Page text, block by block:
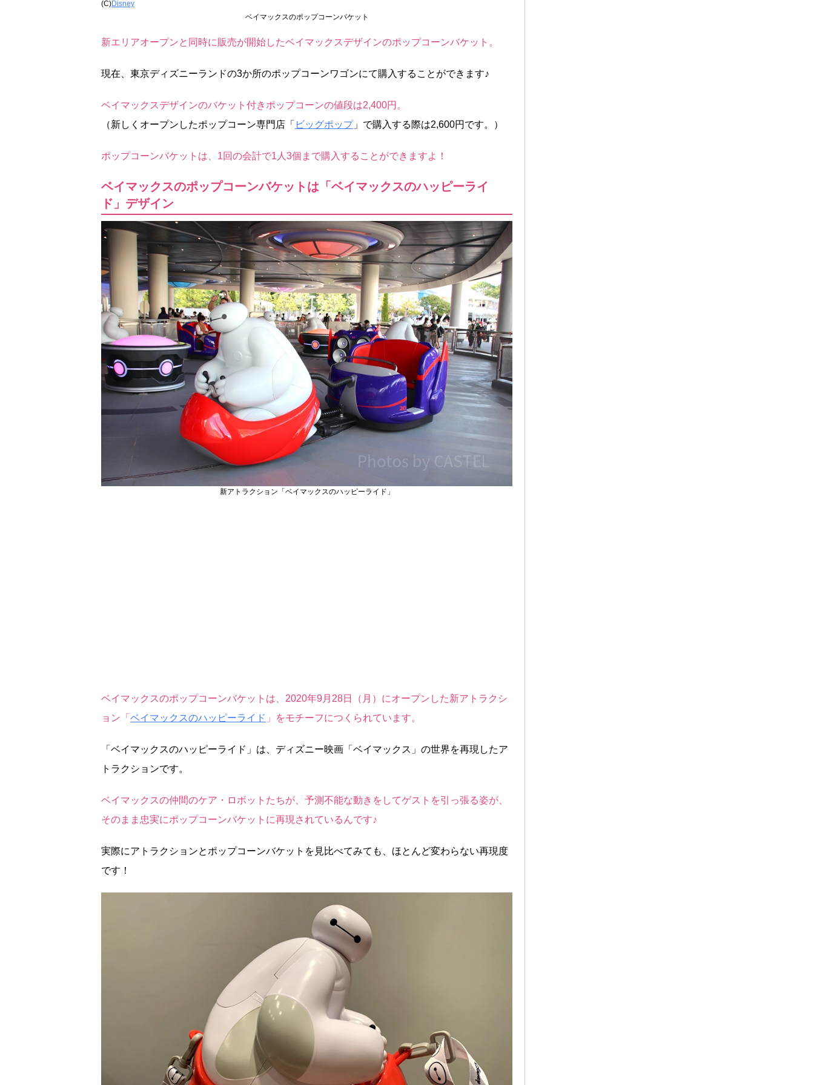
(C)Disney
ベイマックスのポップコーンバケット
新エリアオープンと同時に販売が開始したベイマックスデザインのポップコーンバケット。
現在、東京ディズニーランドの3か所のポップコーンワゴンにて購入することができます♪
ベイマックスデザインのバケット付きポップコーンの値段は2,400円。
（新しくオープンしたポップコーン専門店「 ビッグポップ」で購入する際は2,600円です。）
ポップコーンバケットは、1回の会計で1人3個まで購入することができますよ！
ベイマックスのポップコーンバケットは「ベイマックスのハッピーライ
ド」デザイン
新アトラクション「ベイマックスのハッピーライド」
ベイマックスのポップコーンバケットは、2020年9月28日（月）にオープンした新アトラクシ
ョン「 ベイマックスのハッピーライド 」をモチーフにつくられています。
「ベイマックスのハッピーライド」は、ディズニー映画「ベイマックス」の世界を再現したア
トラクションです。
ベイマックスの仲間のケア・ロボットたちが、予測不能な動きをしてゲストを引っ張る姿が、
そのまま忠実にポップコーンバケットに再現されているんです♪
実際にアトラクションとポップコーンバケットを見比べてみても、ほとんど変わらない再現度
です！